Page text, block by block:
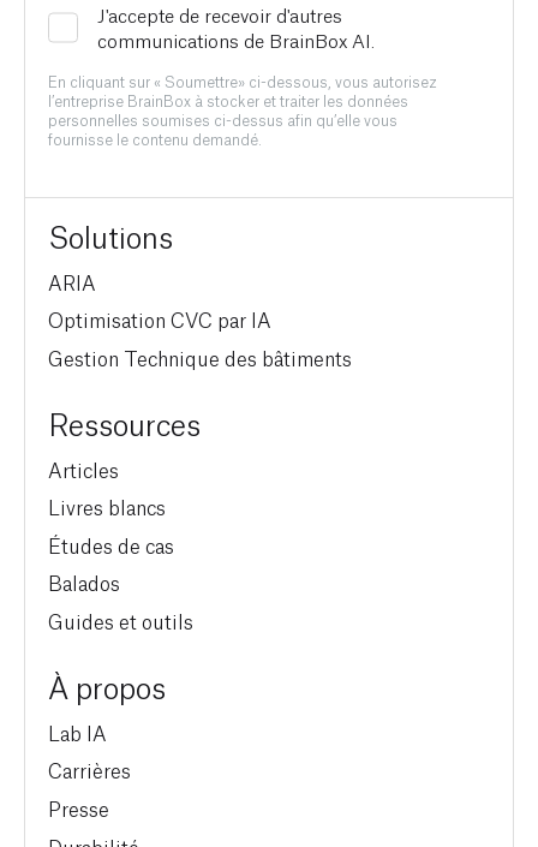
J'accepte de recevoir d'autres
communications de BrainBox AI.
En cliquant sur « Soumettre» ci-dessous, vous autorisez
l’entreprise BrainBox à stocker et traiter les données
personnelles soumises ci-dessus afin qu’elle vous
fournisse le contenu demandé.
Solutions
ARIA
Optimisation CVC par IA
Gestion Technique des bâtiments
Ressources
Articles
Livres blancs
Études de cas
Balados
Guides et outils
À propos
Lab IA
Carrières
Presse